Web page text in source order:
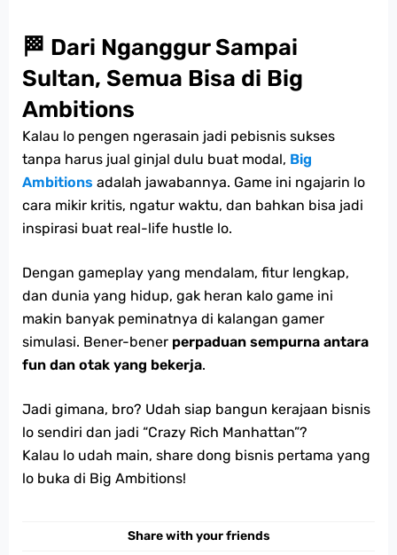
🏁 Dari Nganggur Sampai
Sultan, Semua Bisa di Big
Ambitions
Kalau lo pengen ngerasain jadi pebisnis sukses
tanpa harus jual ginjal dulu buat modal, Big
Ambitions adalah jawabannya. Game ini ngajarin lo
cara mikir kritis, ngatur waktu, dan bahkan bisa jadi
inspirasi buat real-life hustle lo.
Dengan gameplay yang mendalam, fitur lengkap,
dan dunia yang hidup, gak heran kalo game ini
makin banyak peminatnya di kalangan gamer
simulasi. Bener-bener perpaduan sempurna antara
fun dan otak yang bekerja.
Jadi gimana, bro? Udah siap bangun kerajaan bisnis
lo sendiri dan jadi “Crazy Rich Manhattan”?
Kalau lo udah main, share dong bisnis pertama yang
lo buka di Big Ambitions!
Share with your friends